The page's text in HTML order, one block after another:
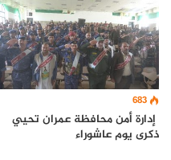
683
إدارة أمن محافظة عمران تحيي
ذكرى يوم عاشوراء